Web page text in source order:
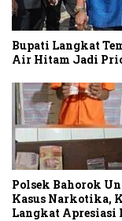
Bupati Langkat
Air Hitam Jadi
Polsek Bahorok
Kasus Narkotika,
Langkat Apresiasi